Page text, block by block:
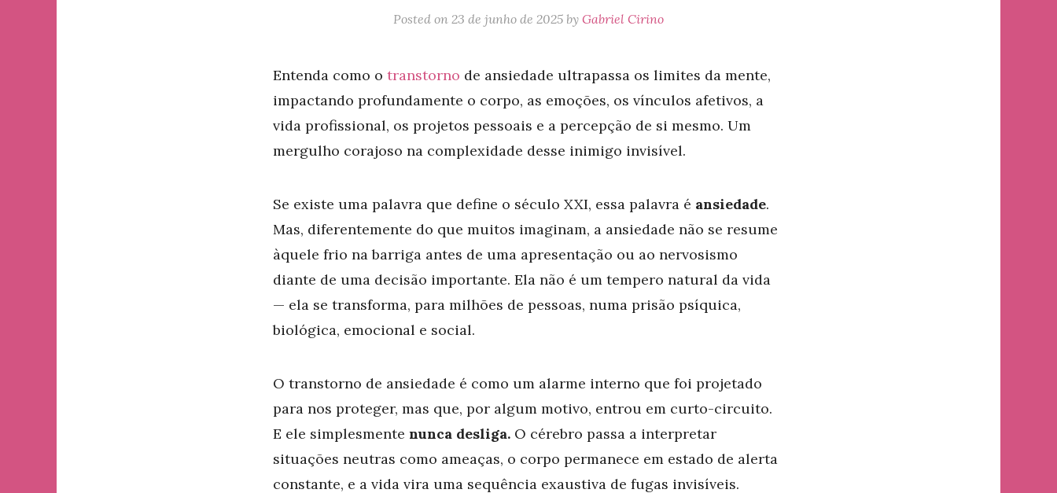
Posted on 23 de junho de 2025 by Gabriel Cirino
Entenda como o transtorno de ansiedade ultrapassa os limites da mente,
impactando profundamente o corpo, as emoções, os vínculos afetivos, a
vida profissional, os projetos pessoais e a percepção de si mesmo. Um
mergulho corajoso na complexidade desse inimigo invisível.
Se existe uma palavra que define o século XXI, essa palavra é ansiedade.
Mas, diferentemente do que muitos imaginam, a ansiedade não se resume
àquele frio na barriga antes de uma apresentação ou ao nervosismo
diante de uma decisão importante. Ela não é um tempero natural da vida
— ela se transforma, para milhões de pessoas, numa prisão psíquica,
biológica, emocional e social.
O transtorno de ansiedade é como um alarme interno que foi projetado
para nos proteger, mas que, por algum motivo, entrou em curto-circuito.
E ele simplesmente nunca desliga. O cérebro passa a interpretar
situações neutras como ameaças, o corpo permanece em estado de alerta
constante, e a vida vira uma sequência exaustiva de fugas invisíveis.